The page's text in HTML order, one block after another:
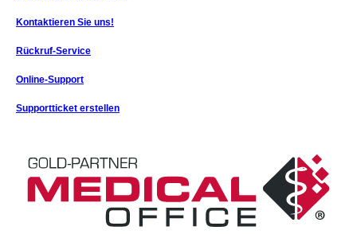
Kontaktieren Sie uns!
Rückruf-Service
Online-Support
Supportticket erstellen